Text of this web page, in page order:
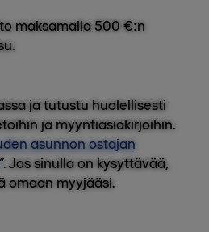
maksamalla 500 €:n
ja tutustu huolellisesti
ja myyntiasiakirjoihin.
asunnon ostajan
”. Jos sinulla on kysyttävää,
omaan myyjääsi.